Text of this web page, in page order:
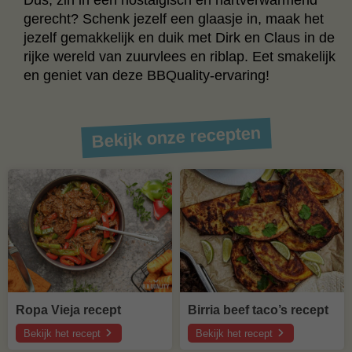
gerecht? Schenk jezelf een glaasje in, maak het
jezelf gemakkelijk en duik met Dirk en Claus in de
rijke wereld van zuurvlees en riblap. Eet smakelijk
en geniet van deze BBQuality-ervaring!
Bekijk onze recepten
Ropa Vieja recept
Bekijk het recept
over
Ropa
Birria beef taco’s recept
Bekijk het recept
over
Birria